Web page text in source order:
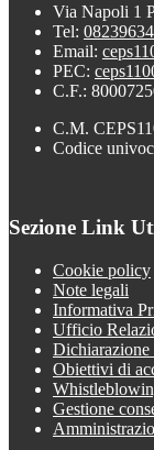
Via Napoli 1
Tel:
Email:
PEC:
C.F.:
C.M.
Codice
Sezione Link
Cookie policy
Note legali
Informativa
Ufficio
Dichiarazione
Obiettivi di
Gestione